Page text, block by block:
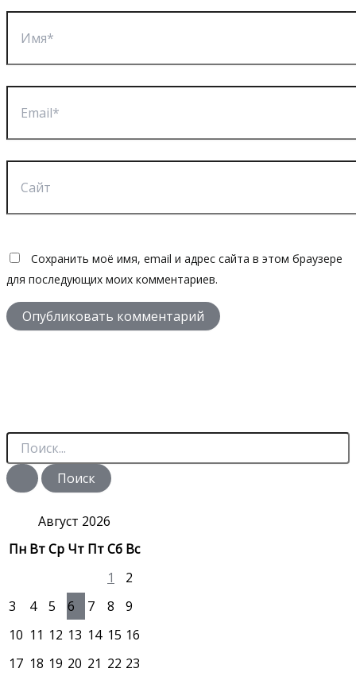
Имя*
Email*
Сайт
Сохранить моё имя, email и адрес сайта в этом браузере
для последующих моих комментариев.
П
и
с
Август 2026
Пн ВтСр Чт ПтСб Вс
1
2
3
4 5 6 7 8
9
10 11 12 13 14 15 16
17 18 19 20 21 22 23